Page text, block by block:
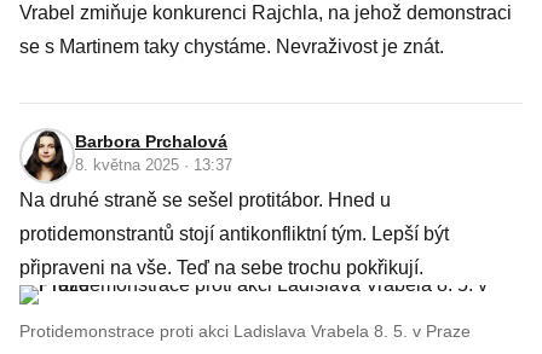
Vrabel zmiňuje konkurenci Rajchla, na jehož demonstraci
se s Martinem taky chystáme. Nevraživost je znát.
Barbora Prchalová
8. května 2025 · 13:37
Na druhé straně se sešel protitábor. Hned u
protidemonstrantů stojí antikonfliktní tým. Lepší být
připraveni na vše. Teď na sebe trochu pokřikují.
Protidemonstrace proti akci Ladislava Vrabela 8. 5. v Praze